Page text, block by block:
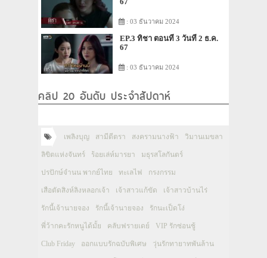
: 03 ธันวาคม 2024
EP.3 ทิชา ตอนที่ 3 วันที่ 2 ธ.ค.
67
: 03 ธันวาคม 2024
คลิป 20 อันดับ ประจำสัปดาห์
เพลิงบุญ สามีตีตรา สงครามนางฟ้า วิมานเมขลา
ลิขิตแห่งจันทร์ ร้อยเล่ห์มารยา มธุรสโลกันตร์
ปรปักษ์จำนน พากย์ไทย ทะเลไฟ กรงกรรม
เสือตัดสิงห์ลิงหลอกเจ้า เจ้าสาวแก้ขัด เจ้าสาวบ้านไร่
รักนี้เจ้านายจอง รักนี้เจ้านายจอง รักนะเป็ดโง่
พี่ว้ากคะรักหนูได้มั้ย คลับฟรายเดย์ VIP รักซ่อนชู้
Club Friday ออกแบบรักฉบับพิเศษ วุ่นรักทายาทพันล้าน